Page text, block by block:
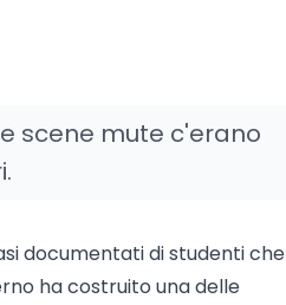
scene mute c'erano
documentati di studenti che
ha costruito una delle